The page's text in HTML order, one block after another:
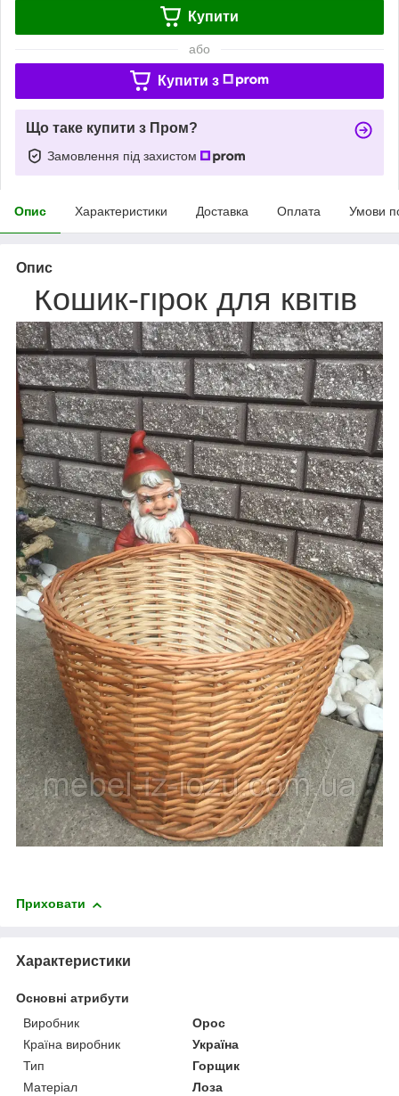
Купити
або
Купити з
Що таке купити з Пром?
Замовлення під захистом
Опис Характеристики Доставка Оплата Умови
Опис
Кошик-гірок для квітів
Приховати
Характеристики
Основні атрибути
Виробник
Орос
Країна виробник
Україна
Тип
Горщик
Матеріал
Лоза